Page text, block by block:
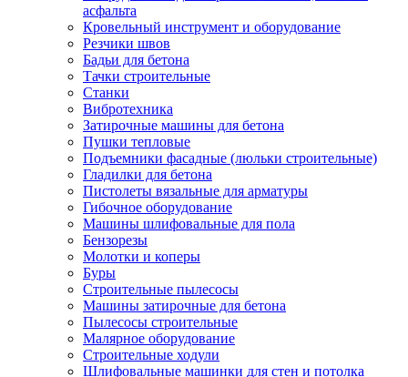
асфальта
Кровельный инструмент и оборудование
Резчики швов
Бадьи для бетона
Тачки строительные
Станки
Вибротехника
Затирочные машины для бетона
Пушки тепловые
Подъемники фасадные (люльки строительные)
Гладилки для бетона
Пистолеты вязальные для арматуры
Гибочное оборудование
Машины шлифовальные для пола
Бензорезы
Молотки и коперы
Буры
Строительные пылесосы
Машины затирочные для бетона
Пылесосы строительные
Малярное оборудование
Строительные ходули
Шлифовальные машинки для стен и потолка